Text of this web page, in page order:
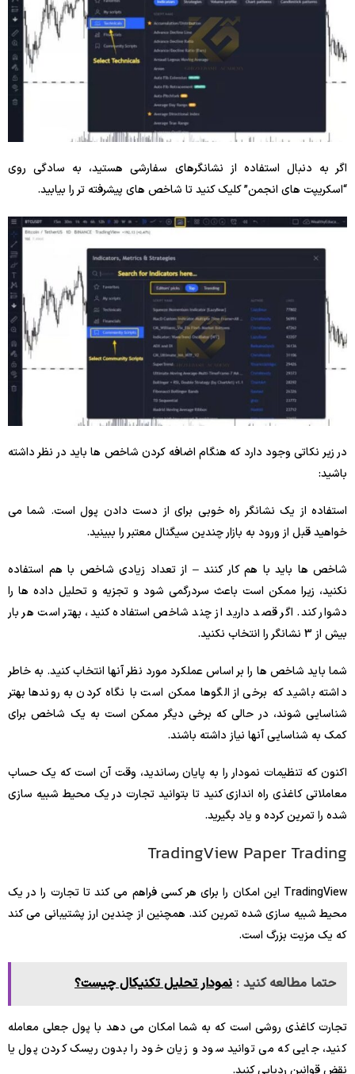
اگر به دنبال استفاده از نشانگرهای سفارشی هستید، به سادگی روی
“اسکریپت های انجمن” کلیک کنید تا شاخص های پیشرفته تر را بیابید.
در زیر نکاتی وجود دارد که هنگام اضافه کردن شاخص ها باید در نظر داشته
باشید:
استفاده از یک نشانگر راه خوبی برای از دست دادن پول است. شما می
خواهید قبل از ورود به بازار چندین سیگنال معتبر را ببینید.
شاخص ها باید با هم کار کنند – از تعداد زیادی شاخص با هم استفاده
نکنید، زیرا ممکن است باعث سردرگمی شود و تجزیه و تحلیل داده ها را
دشوار کند. اگر قصد دارید از چند شاخص استفاده کنید، بهتر است هر بار
بیش از 3 نشانگر را انتخاب نکنید.
شما باید شاخص ها را بر اساس عملکرد مورد نظر آنها انتخاب کنید. به خاطر
داشته باشید که برخی از الگوها ممکن است با نگاه کردن به روندها بهتر
شناسایی شوند، در حالی که برخی دیگر ممکن است به یک شاخص برای
کمک به شناسایی آنها نیاز داشته باشند.
اکنون که تنظیمات نمودار را به پایان رساندید، وقت آن است که یک حساب
معاملاتی کاغذی راه اندازی کنید تا بتوانید تجارت در یک محیط شبیه سازی
شده را تمرین کرده و یاد بگیرید.
TradingView Paper Trading
TradingView این امکان را برای هر کسی فراهم می کند تا تجارت را در یک
محیط شبیه سازی شده تمرین کند. همچنین از چندین ارز پشتیبانی می کند
که یک مزیت بزرگ است.
حتما مطالعه کنید : نمودار تحلیل تکنیکال چیست؟
تجارت کاغذی روشی است که به شما امکان می دهد با پول جعلی معامله
کنید، جایی که می توانید سود و زیان خود را بدون ریسک کردن پول یا
نقض قوانین ردیابی کنید.